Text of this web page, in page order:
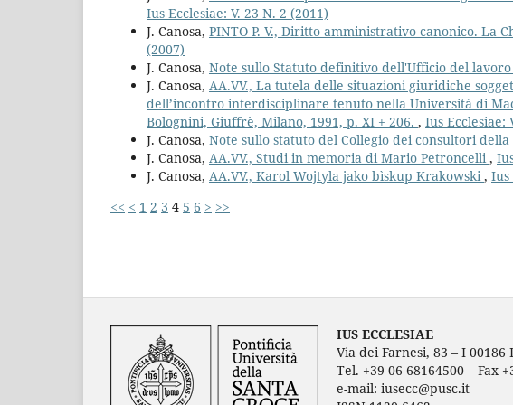
Ius Ecclesiae: V. 23 N. 2 (2011)
J. Canosa, PINTO P. V., Diritto amministrativo canonico. La
(2007)
J. Canosa, Note sullo Statuto definitivo dell'Ufficio del
J. Canosa, AA.VV., La tutela delle situazioni giuridiche
dell’incontro interdisciplinare tenuto nella Università di
Bolognini, Giuffrè, Milano, 1991, p. XI + 206. , Ius Ecclesiae:
J. Canosa, Note sullo statuto del Collegio dei consultori della
J. Canosa, AA.VV., Studi in memoria di Mario Petroncelli,
J. Canosa, AA.VV., Karol Wojtyla jako bìskup Krakowski, Ius
<< < 1 2 3 4 5 6 > >>
IUS ECCLESIAE
Via dei Farnesi, 83 – I 00186
Tel. +39 06 68164500 – Fax
e-mail: iusecc@pusc.it